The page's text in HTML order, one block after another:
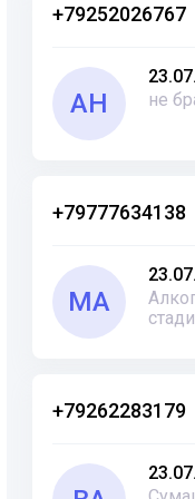
+79252026767
АН
не
+79777634138
МА
+79262283179